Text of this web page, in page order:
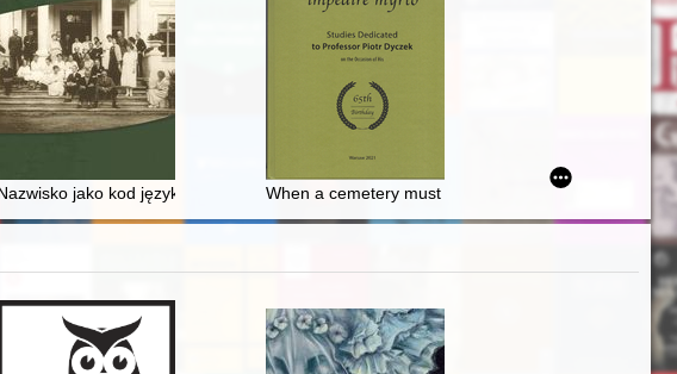
zur Geschichte Schlesiens = Bibliografie dějin Slezska : 2013
jako kod językowo-kulturowy mieszkańców ziemi łomżyńskiej i mazowiecko-
When a cemetery must become forgotten : funerary